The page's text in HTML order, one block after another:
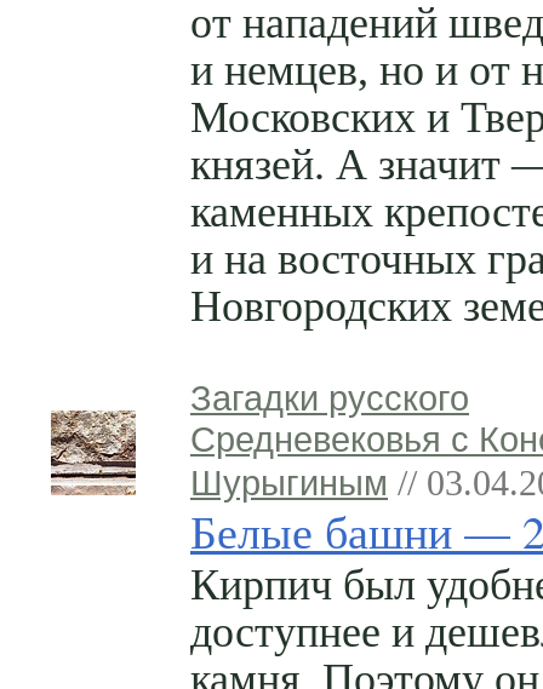
от нападений
и немцев, но и от
Московских и
князей. А значит
каменных
и на восточных
Новгородских
Загадки русского
Средневековья с
Шурыгиным //
Белые башни —
Кирпич был
доступнее и
камня. Поэтому он